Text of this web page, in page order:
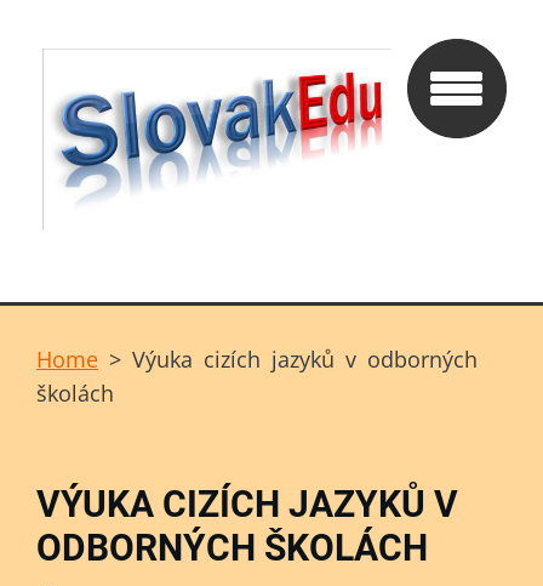
Home > Výuka cizích jazyků v odborných
školách
VÝUKA CIZÍCH JAZYKŮ V
ODBORNÝCH ŠKOLÁCH